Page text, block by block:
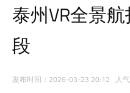
泰州VR全景
段
发布时间：2026-03-23 20:12 人